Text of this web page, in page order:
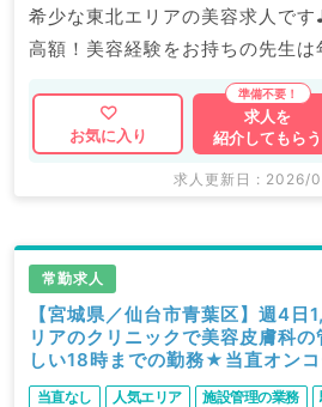
希少な東北エリアの美容求人で
高額！美容経験をお持ちの先生
ご提示も相談可能です。
マイナビDOCTORでは病院やク
関求人はもちろんのこと、
ます。
求人内容の詳細等はお気軽にお問
お気に入り
求人を
紹介してもらう
求人更新日 : 2026/
常勤求人
【宮城県／仙台市青葉区】週4
リアのクリニックで美容皮膚科
しい18時までの勤務★当直オンコ
膚科／常勤）
当直なし 人気エリア 施設管理の業務